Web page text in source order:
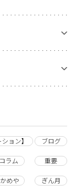
ョン】 ブログ
コラム 重要
めや ぎん月